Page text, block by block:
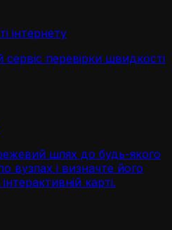
інтернету
перевірки швидкості
шлях до будь-якого
вузлах і визначте його
карті.